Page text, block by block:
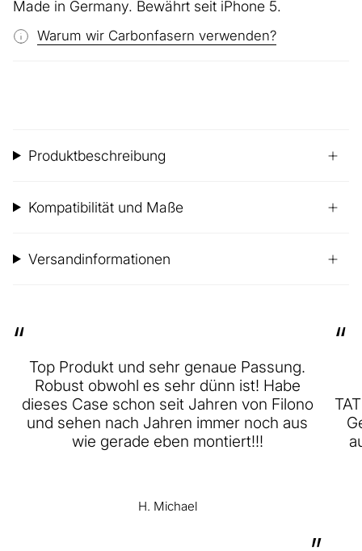
Made in Germany. Bewährt seit iPhone 5.
Warum wir Carbonfasern verwenden?
Produktbeschreibung
Kompatibilität und Maße
Versandinformationen
“
Top Produkt und sehr genaue Passung.
Robust obwohl es sehr dünn ist! Habe
dieses Case schon seit Jahren von Filono
und sehen nach Jahren immer noch aus
wie gerade eben montiert!!!
H. Michael
“